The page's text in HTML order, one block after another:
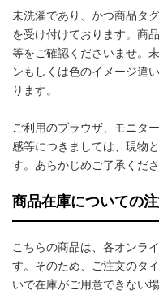
未洗濯であり、かつ商品タ
を受け付けております。商
等をご確認くださいませ。
ンもしくは色のイメージ違
ります。
ご利用のブラウザ、モニタ
感等につきましては、現物
す。あらかじめご了承くださ
商品在庫についての
こちらの商品は、各オンラ
す。そのため、ご注文のタ
いで在庫がご用意できない